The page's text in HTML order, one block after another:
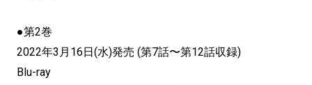
●第2巻
2022年3月16日(水)発売 (第7話〜第12話収録)
Blu-ray